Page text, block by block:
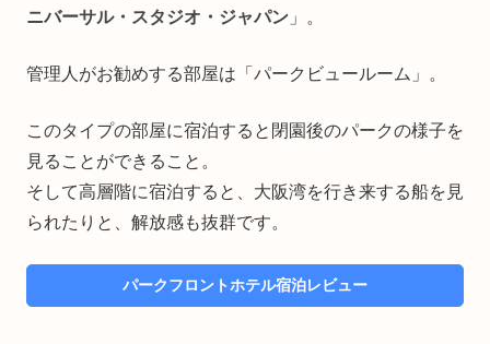
ニバーサル・スタジオ・ジャパン 」。
管理人がお勧めする部屋は「パークビュールーム」。
このタイプの部屋に宿泊すると閉園後のパークの様子を
見ることができること。
そして高層階に宿泊すると、大阪湾を行き来する船を見
られたりと、解放感も抜群です。
パークフロントホテル宿泊レビュー